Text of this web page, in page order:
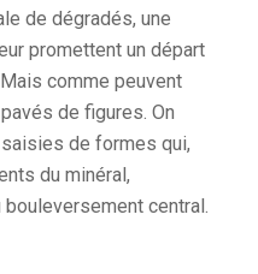
de dégradés, une
promettent un départ
comme peuvent
de figures. On
de formes qui,
du minéral,
central.